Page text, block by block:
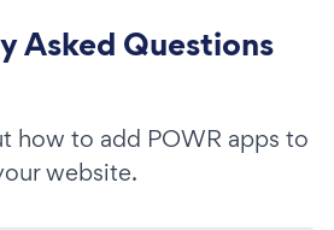
Asked Questions
how to add POWR apps to
website.